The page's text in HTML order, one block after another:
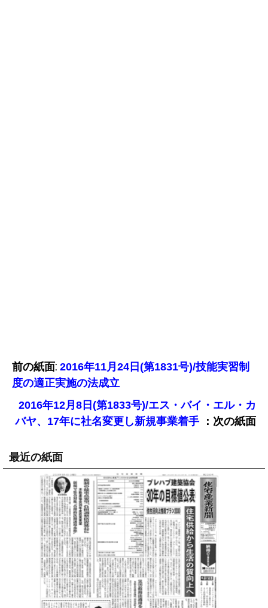
前の紙面: 2016年11月24日(第1831号)/技能実習制
度の適正実施の法成立
2016年12月8日(第1833号)/エス・バイ・エル・カ
バヤ、17年に社名変更し新規事業着手
：次の紙面
最近の紙面